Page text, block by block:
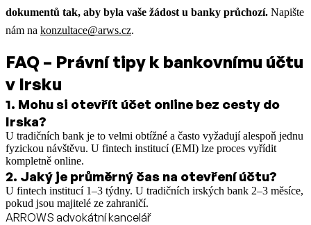
dokumentů tak, aby byla vaše žádost u banky průchozí. Napište
nám na konzultace@arws.cz.
FAQ – Právní tipy k bankovnímu účtu
v Irsku
1. Mohu si otevřít účet online bez cesty do
Irska?
U tradičních bank je to velmi obtížné a často vyžadují alespoň jednu
fyzickou návštěvu. U fintech institucí (EMI) lze proces vyřídit
kompletně online.
2. Jaký je průměrný čas na otevření účtu?
U fintech institucí 1–3 týdny. U tradičních irských bank 2–3 měsíce,
pokud jsou majitelé ze zahraničí.
ARROWS advokátní kancelář